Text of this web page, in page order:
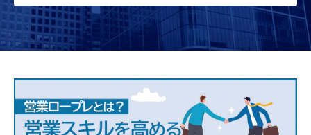
事例
セミナー